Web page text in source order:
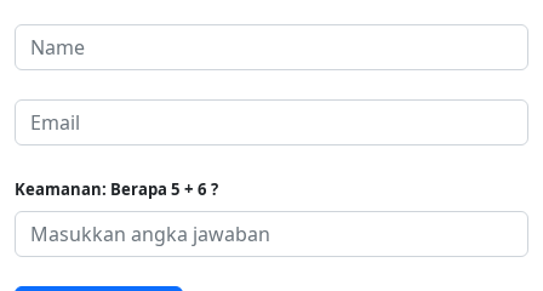
Keamanan: Berapa 5 + 6 ?